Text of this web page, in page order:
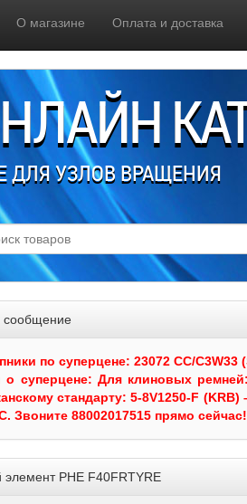
О магазине Оплата и доставка
ДЛЯ УЗЛОВ ВРАЩЕНИЯ
сообщение
по суперцене: 23072 CC/C3W33
о суперцене: Для клиновых
стандарту: 5-8V1250-F
Звоните 88002017515 прямо сейчас!
элемент PHE F40FRTYRE